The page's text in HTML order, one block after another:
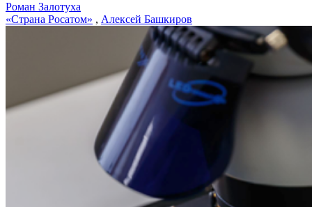
Роман Залотуха
«Страна Росатом» , Алексей Башкиров